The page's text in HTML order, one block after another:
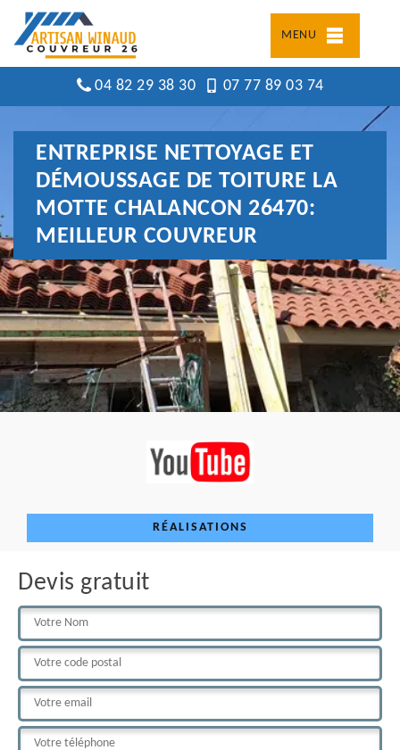
MENU
04 82 29 38 30 07 77 89 03 74
ENTREPRISE NETTOYAGE ET
DÉMOUSSAGE DE TOITURE LA
MOTTE CHALANCON 26470:
MEILLEUR COUVREUR
RÉALISATIONS
Devis gratuit